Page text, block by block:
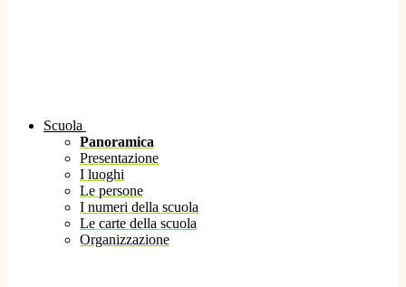
Scuola
Panoramica
Presentazione
I luoghi
Le persone
I numeri della scuola
Le carte della scuola
Organizzazione